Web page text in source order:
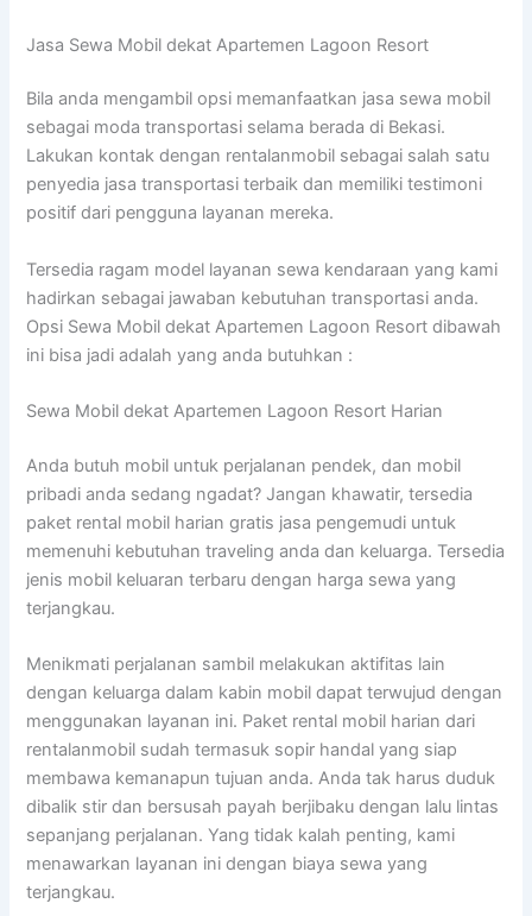
Jasa Sewa Mobil dekat Apartemen Lagoon Resort
Bila anda mengambil opsi memanfaatkan jasa sewa mobil
sebagai moda transportasi selama berada di Bekasi.
Lakukan kontak dengan rentalanmobil sebagai salah satu
penyedia jasa transportasi terbaik dan memiliki testimoni
positif dari pengguna layanan mereka.
Tersedia ragam model layanan sewa kendaraan yang kami
hadirkan sebagai jawaban kebutuhan transportasi anda.
Opsi Sewa Mobil dekat Apartemen Lagoon Resort dibawah
ini bisa jadi adalah yang anda butuhkan :
Sewa Mobil dekat Apartemen Lagoon Resort Harian
Anda butuh mobil untuk perjalanan pendek, dan mobil
pribadi anda sedang ngadat? Jangan khawatir, tersedia
paket rental mobil harian gratis jasa pengemudi untuk
memenuhi kebutuhan traveling anda dan keluarga. Tersedia
jenis mobil keluaran terbaru dengan harga sewa yang
terjangkau.
Menikmati perjalanan sambil melakukan aktifitas lain
dengan keluarga dalam kabin mobil dapat terwujud dengan
menggunakan layanan ini. Paket rental mobil harian dari
rentalanmobil sudah termasuk sopir handal yang siap
membawa kemanapun tujuan anda. Anda tak harus duduk
dibalik stir dan bersusah payah berjibaku dengan lalu lintas
sepanjang perjalanan. Yang tidak kalah penting, kami
menawarkan layanan ini dengan biaya sewa yang
terjangkau.